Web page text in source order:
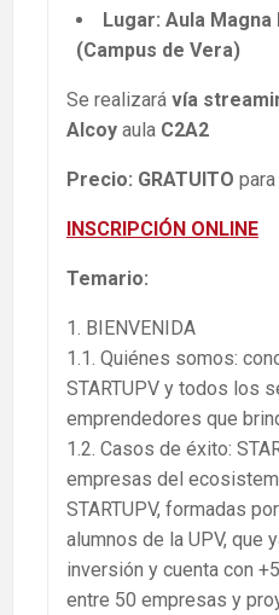
Lugar: Aula Magna
(Campus de Vera)
Se realizará vía
Alcoy aula C2A2
Precio: GRATUITO
INSCRIPCIÓN ONLINE
Temario:
1. BIENVENIDA
1.1. Quiénes somos:
STARTUPV y todos los
emprendedores que
1.2. Casos de éxito:
empresas del
STARTUPV, formadas
alumnos de la UPV, que
inversión y cuenta con
entre 50 empresas y